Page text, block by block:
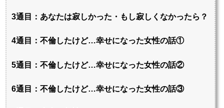
3通目：あなたは寂しかった・もし寂しくなかったら？
4通目：不倫したけど…幸せになった女性の話①
5通目：不倫したけど…幸せになった女性の話②
6通目：不倫したけど…幸せになった女性の話③